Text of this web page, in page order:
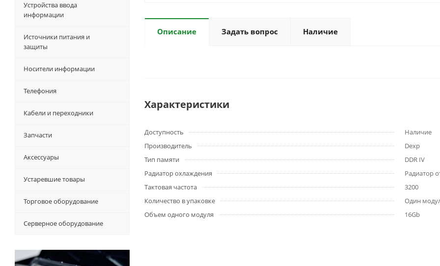
Описание Задать вопрос Наличие
Характеристики
Доступность
Наличие
Производитель
Dexp
Тип памяти
DDR IV
Радиатор охлаждения
Радиатор
Тактовая частота
3200
Количество в упаковке
Один
Объем одного модуля
16Gb
Устройства ввода
информации
Источники питания и
защиты
Носители информации
Телефония
Кабели и переходники
Запчасти
Аксессуары
Устаревшие товары
Торговое оборудование
Серверное оборудование